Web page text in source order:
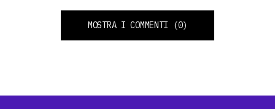
MOSTRA I COMMENTI (0)